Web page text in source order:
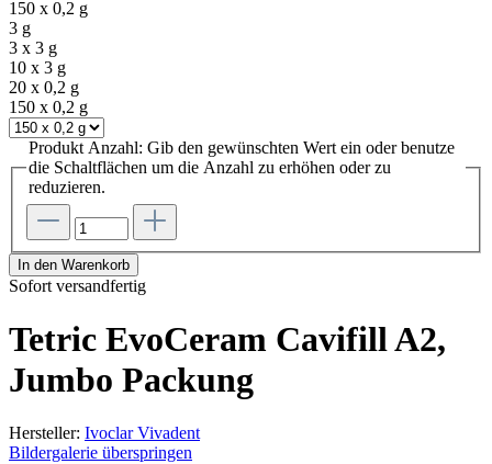
150 x 0,2 g
3 g
3 x 3 g
10 x 3 g
20 x 0,2 g
150 x 0,2 g
Produkt Anzahl: Gib den gewünschten Wert ein oder benutze
die Schaltflächen um die Anzahl zu erhöhen oder zu
reduzieren.
In den Warenkorb
Sofort versandfertig
Tetric EvoCeram Cavifill A2,
Jumbo Packung
Hersteller: Ivoclar Vivadent
Bildergalerie überspringen